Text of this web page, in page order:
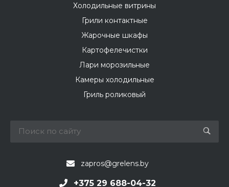
Холодильные витрины
Грили контактные
Жарочные шкафы
Картофелечистки
Лари морозильные
Камеры холодильные
Гриль роликовый
zapros@grelens.by
+375 29 688-04-32